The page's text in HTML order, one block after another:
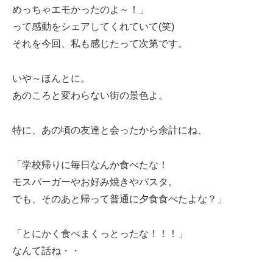
めっちゃエモかったのよ～！」
って感動をシェアしてくれていて(笑)
それを今回、私も感じたって次第です。
いや～ほんとに。
あのころと変わらない街の景色よ。
特に、あの頃の友達と会ったから余計にね、
「学校帰りに毎日なんか食べたな！
モスバーガーやお好み焼きやパスタ。
でも、そのあと帰って普通に夕食食べたよな？」
「とにかく食べまくっとったな！！！」
なんて話ね・・